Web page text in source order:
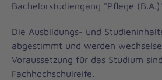
Bachelorstudiengang "Pflege
Die Ausbildungs- und
abgestimmt und werden
Voraussetzung für das Studium
Fachhochschulreife.